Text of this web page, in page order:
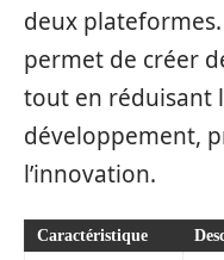
deux
permet de créer
tout en réduisant
développement,
l’innovation.
Caractéristique